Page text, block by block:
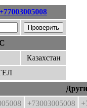
+77003005008
Казахстан
+73003005008